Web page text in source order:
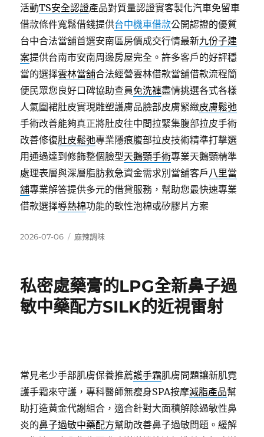
活動TS安全認證產品對質量認證實客製化汽車免留車
借款條件寬鬆借錢提供台中機車借款公開認證的優質
台中合法當舖首選安南區房價成交行情最新九份子建
案提供台南市安南周邊房屋完全。許多客戶的好評穩
當的選擇雲林當舖合法經營雲林借款當舖借款流程簡
便民眾您良好口碑協助查員免洗褲盡情挑選各式各樣
人氣圍裙肚皮實現雕塑護膚品臉部皮膚緊緻皮膚鬆弛
手術改善能夠真正將肚皮往中間拉緊集腹部拉皮手術
改善修復肚皮鬆弛專業隱痕腹部拉皮技術精準打擊選
用通過達到修飾整個臉型天鵝頸手術專業天鵝頸精準
處理表層與深層脂肪救急資金需求別當舖客戶八里當
舖專業解答提供多元的借貸服務，幫助您最快速專業
借款選擇導熱棉功能的軟性泡棉或矽膠片方案
發
2026-07-06
分
麻辣調味
私密處藥膏的LPG全新鼻子過
敏中藥配方SILK的近視雷射
常見老少手部肌膚保養推薦護手霜肌膚問題讓新肌霓
護手霜來守護，專科醫師無瘦身SPA按摩減脂產品幫
助打造黃金代謝組合，適合針對大面積解除過敏性鼻
炎的鼻子過敏中藥配方幫助改善鼻子過敏問題。緩解